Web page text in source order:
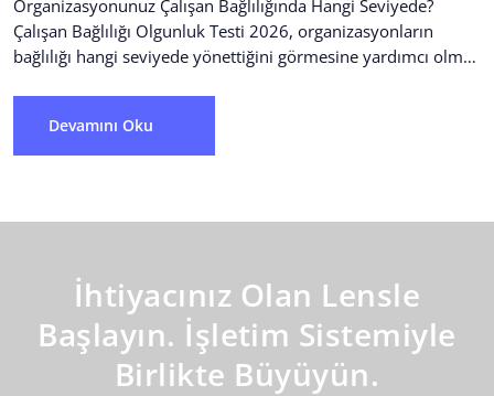
Organizasyonunuz Çalışan Bağlılığında Hangi Seviyede?
Çalışan Bağlılığı Olgunluk Testi 2026, organizasyonların
bağlılığı hangi seviyede yönettiğini görmesine yardımcı olmak
Devamını Oku
İhtiyacınız Olan Lensle
Başlayın. İşletim Sistemiyle
Birlikte Büyüyün.